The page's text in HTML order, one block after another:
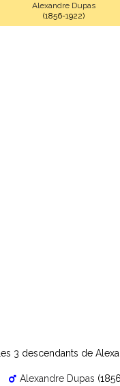
Alexandre Dupas
(1856-1922)
Les 3 descendants de
Alexandre Dupas